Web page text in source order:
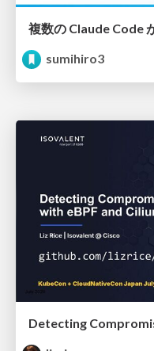
sumihiro3